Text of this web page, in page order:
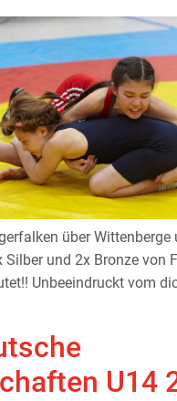
über Wittenberge
Silber und 2x Bronze von
Unbeeindruckt vom
U14